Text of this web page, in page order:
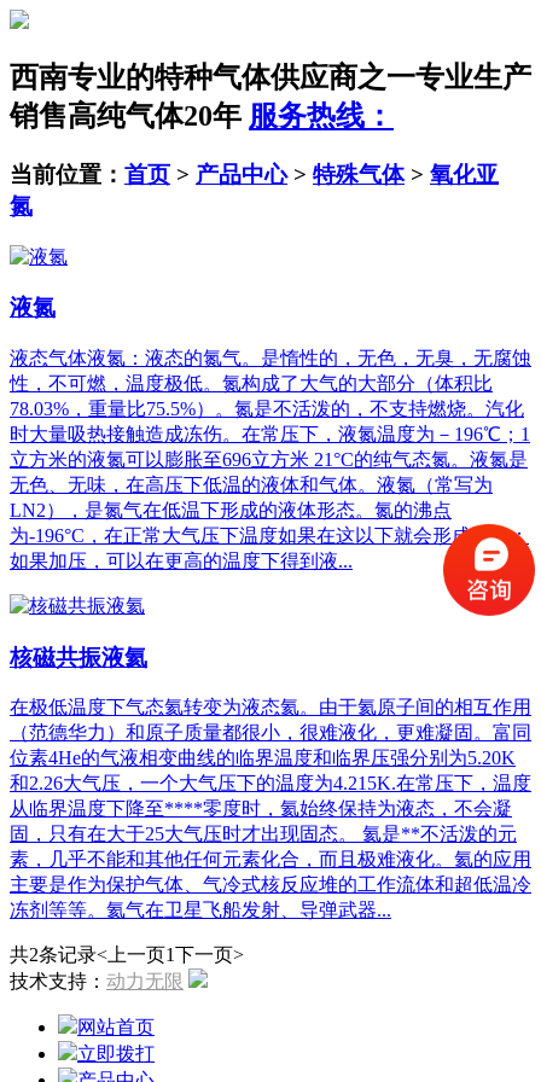
西南专业的特种气体供应商之一专业生产
销售高纯气体20年 服务热线：
当前位置： 首页 > 产品中心> 特殊气体> 氧化亚
氮
液氮
液态气体液氮：液态的氮气。是惰性的，无色，无臭，无腐蚀
性，不可燃，温度极低。氮构成了大气的大部分（体积比
78.03%，重量比75.5%）。氮是不活泼的，不支持燃烧。汽化
时大量吸热接触造成冻伤。在常压下，液氮温度为－196℃；1
立方米的液氮可以膨胀至696立方米 21°C的纯气态氮。液氮是
无色、无味，在高压下低温的液体和气体。液氮（常写为
LN2），是氮气在低温下形成的液体形态。氮的沸点
为-196°C，在正常大气压下温度如果在这以下就会形成液氮；
如果加压，可以在更高的温度下得到液...
核磁共振液氦
在极低温度下气态氦转变为液态氦。由于氦原子间的相互作用
（范德华力）和原子质量都很小，很难液化，更难凝固。富同
位素4He的气液相变曲线的临界温度和临界压强分别为5.20K
和2.26大气压，一个大气压下的温度为4.215K.在常压下，温度
从临界温度下降至****零度时，氦始终保持为液态，不会凝
固，只有在大于25大气压时才出现固态。 氦是**不活泼的元
素，几乎不能和其他任何元素化合，而且极难液化。氦的应用
主要是作为保护气体、气冷式核反应堆的工作流体和超低温冷
冻剂等等。氦气在卫星飞船发射、导弹武器...
共2条记录<上一页1下一页>
技术支持： 动力无限
网站首页
立即拨打